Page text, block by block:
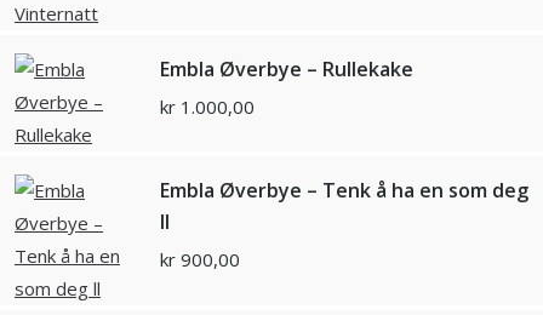
Embla Øverbye – Rullekake
kr 1.000,00
Embla Øverbye – Tenk å ha en som deg
ll
kr 900,00